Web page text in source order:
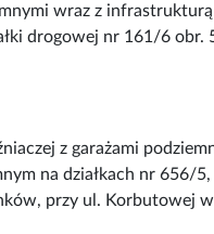
wraz z
drogowej nr 161/6 obr.
z garażami
na działkach nr 656/
przy ul. Korbutowej w